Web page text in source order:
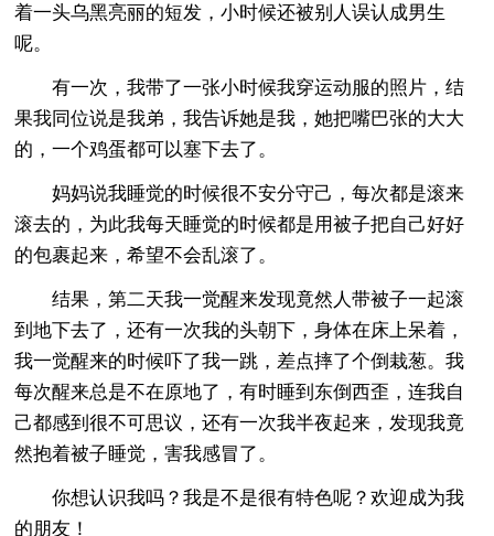
着一头乌黑亮丽的短发，小时候还被别人误认成男生
呢。
有一次，我带了一张小时候我穿运动服的照片，结
果我同位说是我弟，我告诉她是我，她把嘴巴张的大大
的，一个鸡蛋都可以塞下去了。
妈妈说我睡觉的时候很不安分守己，每次都是滚来
滚去的，为此我每天睡觉的时候都是用被子把自己好好
的包裹起来，希望不会乱滚了。
结果，第二天我一觉醒来发现竟然人带被子一起滚
到地下去了，还有一次我的头朝下，身体在床上呆着，
我一觉醒来的时候吓了我一跳，差点摔了个倒栽葱。我
每次醒来总是不在原地了，有时睡到东倒西歪，连我自
己都感到很不可思议，还有一次我半夜起来，发现我竟
然抱着被子睡觉，害我感冒了。
你想认识我吗？我是不是很有特色呢？欢迎成为我
的朋友！